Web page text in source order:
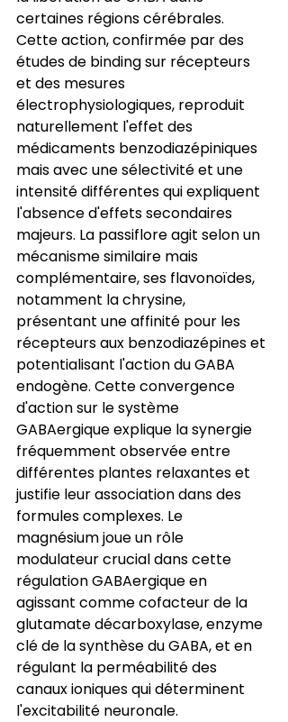
certaines régions cérébrales.
Cette action, confirmée par des
études de binding sur récepteurs
et des mesures
électrophysiologiques, reproduit
naturellement l'effet des
médicaments benzodiazépiniques
mais avec une sélectivité et une
intensité différentes qui expliquent
l'absence d'effets secondaires
majeurs. La passiflore agit selon un
mécanisme similaire mais
complémentaire, ses flavonoïdes,
notamment la chrysine,
présentant une affinité pour les
récepteurs aux benzodiazépines et
potentialisant l'action du GABA
endogène. Cette convergence
d'action sur le système
GABAergique explique la synergie
fréquemment observée entre
différentes plantes relaxantes et
justifie leur association dans des
formules complexes. Le
magnésium joue un rôle
modulateur crucial dans cette
régulation GABAergique en
agissant comme cofacteur de la
glutamate décarboxylase, enzyme
clé de la synthèse du GABA, et en
régulant la perméabilité des
canaux ioniques qui déterminent
l'excitabilité neuronale.